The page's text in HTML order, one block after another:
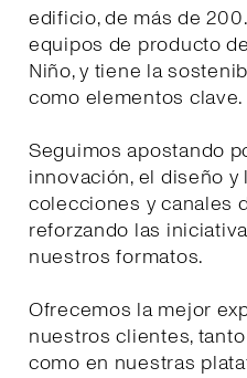
edificio, de más de
equipos de producto
Niño, y tiene la
como elementos clave.
Seguimos apostando
innovación, el diseño
colecciones y canales
reforzando las
nuestros formatos.
Ofrecemos la mejor
nuestros clientes,
como en nuestras